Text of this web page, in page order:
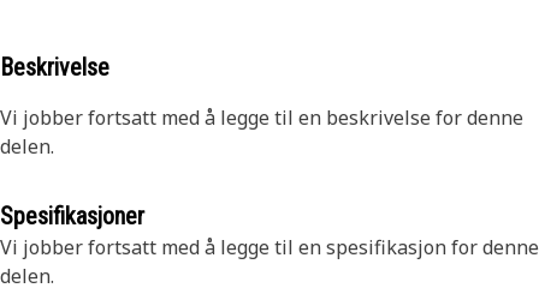
Beskrivelse
Vi jobber fortsatt med å legge til en beskrivelse for denne
delen.
Spesifikasjoner
Vi jobber fortsatt med å legge til en spesifikasjon for denne
delen.